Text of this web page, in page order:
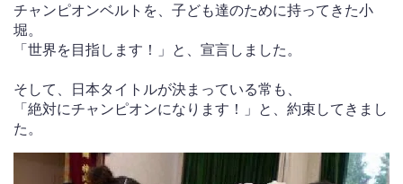
チャンピオンベルトを、子ども達のために持ってきた小
堀。
「世界を目指します！」と、宣言しました。
そして、日本タイトルが決まっている常も、
「絶対にチャンピオンになります！」と、約束してきまし
た。